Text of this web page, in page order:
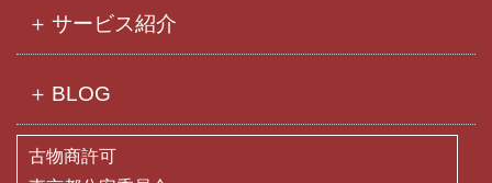
サービス紹介
BLOG
古物商許可